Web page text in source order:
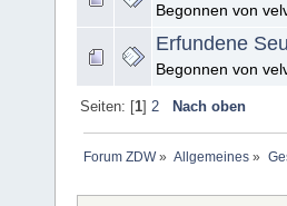
Begonnen von
Erfundene
Begonnen von
Seiten: [1] 2 Nach oben
Forum ZDW» Allgemeines »